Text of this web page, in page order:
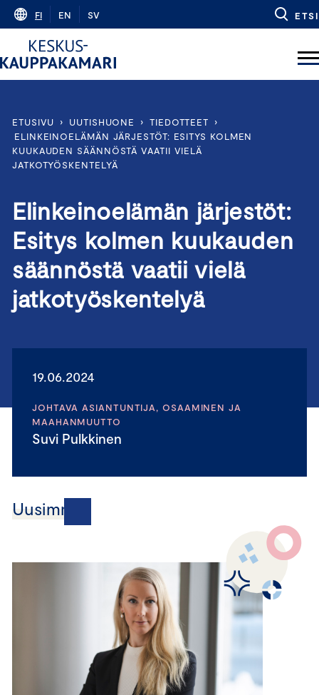
Skip
content
FI EN SV ETSI
ETUSIVU › UUTISHUONE › TIEDOTTEET
›
ELINKEINOELÄMÄN JÄRJESTÖT: ESITYS KOLMEN
KUUKAUDEN SÄÄNNÖSTÄ VAATII VIELÄ
JATKOTYÖSKENTELYÄ
Elinkeinoelämän järjestöt:
Esitys kolmen kuukauden
säännöstä vaatii vielä
jatkotyöskentelyä
19.06.2024
JOHTAVA ASIANTUNTIJA, OSAAMINEN JA
MAAHANMUUTTO
Suvi Pulkkinen
Uusimmat